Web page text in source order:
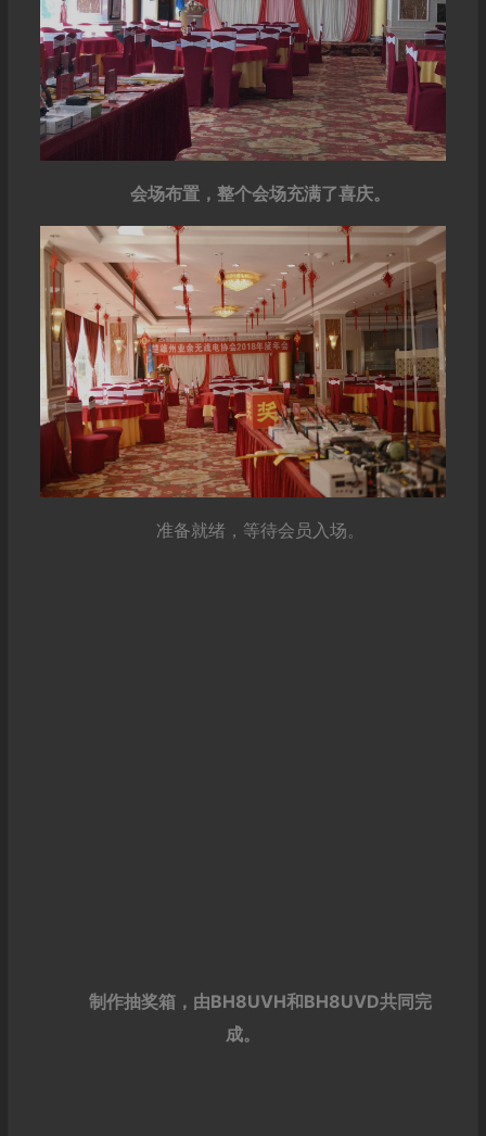
会场布置，整个会场充满了喜庆。
准备就绪，等待会员入场。
制作抽奖箱，由BH8UVH和BH8UVD共同完
成。